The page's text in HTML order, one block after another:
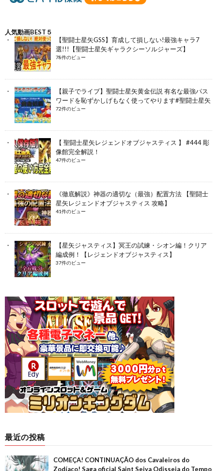
人気動画BEST５
【聖闘士星矢GSS】育成して損しない!最強キャラ7
選!!!【聖闘士星矢ギャラクシーソルジャーズ】
78件のビュー
【親子でライブ】聖闘士星矢黄金伝説 有名な最強パス
ワードを恥ずかしげもなく使ってやります#聖闘士星矢
72件のビュー
【 聖闘士星矢レジェンドオブジャスティス 】 #444 彫
像館完全解説！
47件のビュー
《徹底解説》神器の適切な（最強）配置方法 【聖闘士
星矢レジェンドオブジャスティス 攻略】
41件のビュー
【星矢ジャスティス】冥王の試練・シオン編！クリア
編成例！【レジェンドオブジャスティス】
37件のビュー
最近の投稿
COMEÇA! CONTINUAÇÃO dos Cavaleiros do
Zodíaco! Saga oficial Saint Seiya Odisseia do Tempo